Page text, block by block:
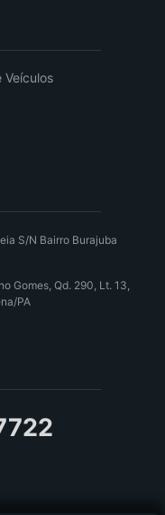
Veículos
S/N Bairro Burajuba
Gomes, Qd. 290, Lt. 13,
PA